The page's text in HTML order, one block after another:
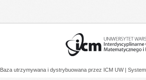
Baza utrzymywana i dystrybuowana przez ICM UW |